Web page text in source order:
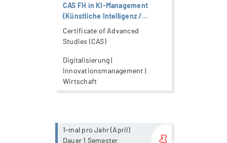
CAS FH in KI-Management
(Künstliche Intelligenz /
Artificial Intelligence)
Certificate of Advanced
Studies (CAS)
Digitalisierung |
Innovationsmanagement |
Wirtschaft
1-mal pro Jahr (April)
Dauer 1 Semester
more...